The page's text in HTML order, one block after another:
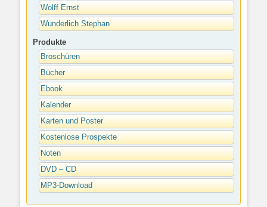
Wolff Ernst
Wunderlich Stephan
Produkte
Broschüren
Bücher
Ebook
Kalender
Karten und Poster
Kostenlose Prospekte
Noten
DVD – CD
MP3-Download